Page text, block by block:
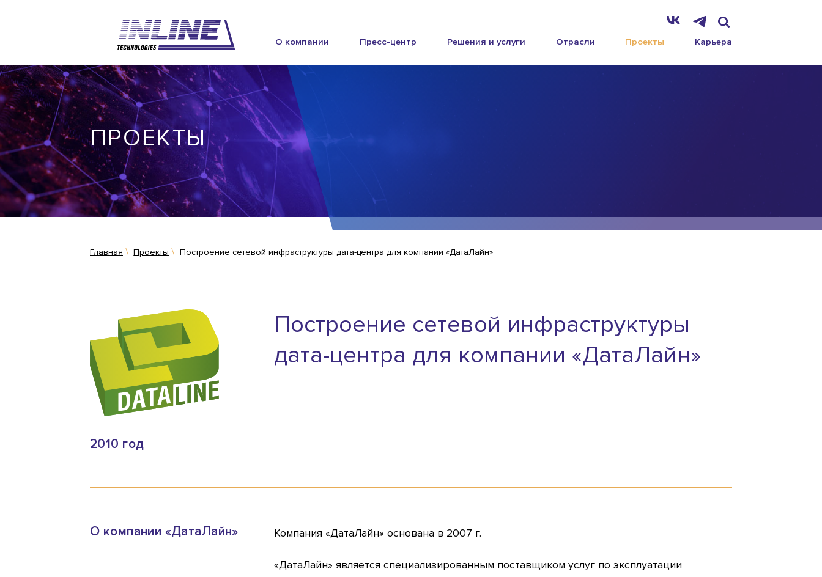
О компании Пресс-центр Решения и услуги Отрасли Проекты Карьера
ПРОЕКТЫ
Главная Проекты Построение сетевой инфраструктуры дата-центра для компании «ДатаЛайн»
Построение сетевой инфраструктуры
дата-центра для компании «ДатаЛайн»
2010 год
О компании «ДатаЛайн» Компания «ДатаЛайн» основана в 2007 г.
«ДатаЛайн» является специализированным поставщиком услуг по эксплуатации